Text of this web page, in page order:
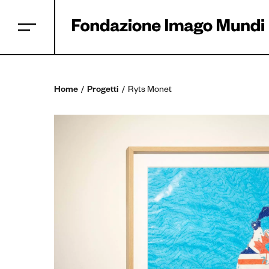
Home Progetti Ryts Monet